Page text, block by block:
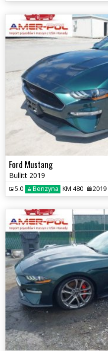
Ford Mustang
Bullitt 2019
5.0 Benzyna KM 480 2019